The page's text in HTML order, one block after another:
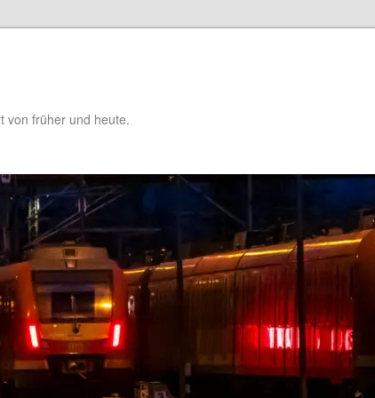
von früher und heute.